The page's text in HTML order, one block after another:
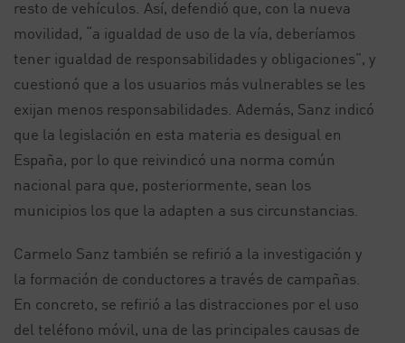
resto de vehículos. Así, defendió que, con la nueva
movilidad, “a igualdad de uso de la vía, deberíamos
tener igualdad de responsabilidades y obligaciones”, y
cuestionó que a los usuarios más vulnerables se les
exijan menos responsabilidades. Además, Sanz indicó
que la legislación en esta materia es desigual en
España, por lo que reivindicó una norma común
nacional para que, posteriormente, sean los
municipios los que la adapten a sus circunstancias.
Carmelo Sanz también se refirió a la investigación y
la formación de conductores a través de campañas.
En concreto, se refirió a las distracciones por el uso
del teléfono móvil, una de las principales causas de